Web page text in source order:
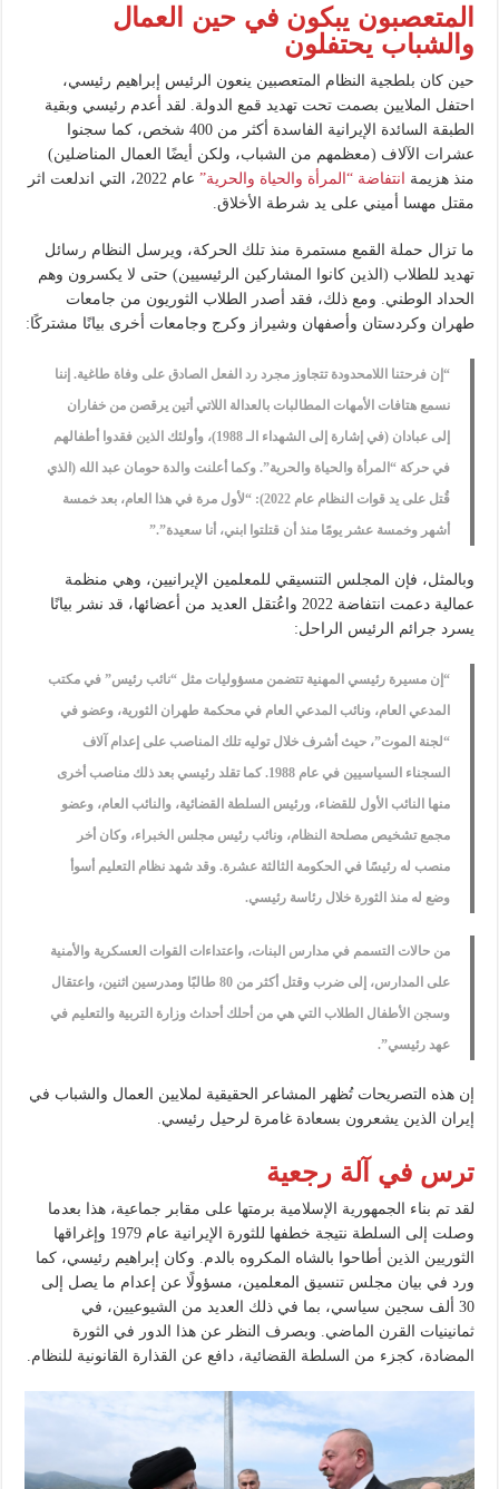
المتعصبون يبكون في حين العمال
والشباب يحتفلون
حين كان بلطجية النظام المتعصبين ينعون الرئيس إبراهيم رئيسي،
احتفل الملايين بصمت تحت تهديد قمع الدولة. لقد أعدم رئيسي وبقية
الطبقة السائدة الإيرانية الفاسدة أكثر من 400 شخص، كما سجنوا
عشرات الآلاف (معظمهم من الشباب، ولكن أيضًا العمال المناضلين)
منذ هزيمة
انتفاضة “المرأة والحياة والحرية”
عام 2022، التي اندلعت اثر
مقتل مهسا أميني على يد شرطة الأخلاق.
ما تزال حملة القمع مستمرة منذ تلك الحركة، ويرسل النظام رسائل
تهديد للطلاب (الذين كانوا المشاركين الرئيسيين) حتى لا يكسرون وهم
الحداد الوطني. ومع ذلك، فقد أصدر الطلاب الثوريون من جامعات
طهران وكردستان وأصفهان وشيراز وكرج وجامعات أخرى بيانًا مشتركًا:
“إن فرحتنا اللامحدودة تتجاوز مجرد رد الفعل الصادق على وفاة طاغية. إننا
نسمع هتافات الأمهات المطالبات بالعدالة اللاتي أتين يرقصن من خفاران
إلى عبادان (في إشارة إلى الشهداء الـ 1988)، وأولئك الذين فقدوا أطفالهم
في حركة “المرأة والحياة والحرية”. وكما أعلنت والدة حومان عبد الله (الذي
قُتل على يد قوات النظام عام 2022): “لأول مرة في هذا العام، بعد خمسة
أشهر وخمسة عشر يومًا منذ أن قتلتوا ابني، أنا سعيدة”.”
وبالمثل، فإن المجلس التنسيقي للمعلمين الإيرانيين، وهي منظمة
عمالية دعمت انتفاضة 2022 واعُتقل العديد من أعضائها، قد نشر بيانًا
يسرد جرائم الرئيس الراحل:
“إن مسيرة رئيسي المهنية تتضمن مسؤوليات مثل “نائب رئيس” في مكتب
المدعي العام، ونائب المدعي العام في محكمة طهران الثورية، وعضو في
“لجنة الموت”، حيث أشرف خلال توليه تلك المناصب على إعدام آلاف
السجناء السياسيين في عام 1988. كما تقلد رئيسي بعد ذلك مناصب أخرى
منها النائب الأول للقضاء، ورئيس السلطة القضائية، والنائب العام، وعضو
مجمع تشخيص مصلحة النظام، ونائب رئيس مجلس الخبراء، وكان أخر
منصب له رئيسًا في الحكومة الثالثة عشرة. وقد شهد نظام التعليم أسوأ
وضع له منذ الثورة خلال رئاسة رئيسي.
من حالات التسمم في مدارس البنات، واعتداءات القوات العسكرية والأمنية
على المدارس، إلى ضرب وقتل أكثر من 80 طالبًا ومدرسين اثنين، واعتقال
وسجن الأطفال الطلاب التي هي من أحلك أحداث وزارة التربية والتعليم في
عهد رئيسي”.
إن هذه التصريحات تُظهر المشاعر الحقيقية لملايين العمال والشباب في
إيران الذين يشعرون بسعادة غامرة لرحيل رئيسي.
ترس في آلة رجعية
لقد تم بناء الجمهورية الإسلامية برمتها على مقابر جماعية، هذا بعدما
وصلت إلى السلطة نتيجة خطفها للثورة الإيرانية عام 1979 وإغراقها
الثوريين الذين أطاحوا بالشاه المكروه بالدم. وكان إبراهيم رئيسي، كما
ورد في بيان مجلس تنسيق المعلمين، مسؤولًا عن إعدام ما يصل إلى
30 ألف سجين سياسي، بما في ذلك العديد من الشيوعيين، في
ثمانينيات القرن الماضي. وبصرف النظر عن هذا الدور في الثورة
المضادة، كجزء من السلطة القضائية، دافع عن القذارة القانونية للنظام.